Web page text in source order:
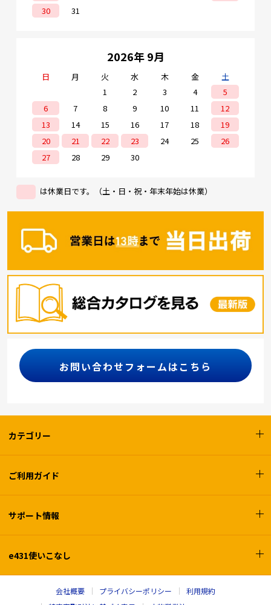
30
31
2026年 9月
日 月 火 水 木 金
土
1
2 3 4
5
6
7 8 9 10 11
12
13
14 15 16 17 18
19
20
21 22 23 24 25
26
27
28 29 30
は休業日です。（土・日・祝・年末年始は休業）
お問い合わせフォームはこちら
カテゴリー
ご利用ガイド
サポート情報
e431使いこなし
会社概要 プライバシーポリシー
利用規約